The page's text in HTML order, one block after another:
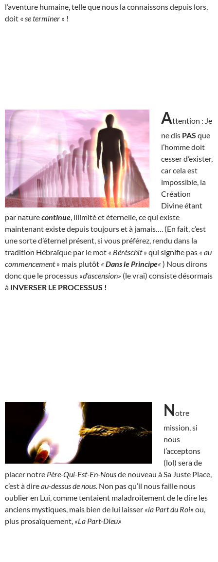
l’aventure humaine, telle que nous la connaissons depuis lors,
doit « se terminer » !
Attention : Je
ne dis PAS que
l’homme doit
cesser d’exister,
car cela est
impossible, la
Création
Divine étant
par naturecontinue , illimité et éternelle, ce qui existe
maintenant existe depuis toujours et à jamais…. (En fait, c’est
une sorte d’éternel présent, si vous préférez, rendu dans la
tradition Hébraïque par le mot « Béréschit » qui signifie pas « au
commencement » mais plutôt « Dans le Principe« ) Nous dirons
donc que le processus «d’ascension» (le vrai) consiste désormais
à INVERSER LE PROCESSUS !
Notre
mission, si
nous
l’acceptons
(lol) sera de
placer notre Père-Qui-Est-En-Nousde nouveau à Sa Juste Place,
c’est à direau-dessus de nous. Non pas qu’il nous faille nous
oublier en Lui, comme tentaient maladroitement de le dire les
anciens mystiques, mais bien de lui laisser «la Part du Roi» ou,
plus prosaïquement, «La Part-Dieu.»